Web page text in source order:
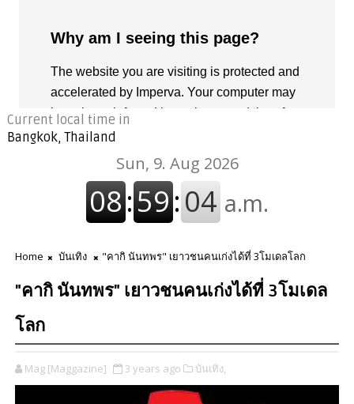
Current local time in
Bangkok, Thailand
Home บันเทิง "คากิ นันทพร" เยาวชนคนเก่งได้ที่ 3โมเดลโลก
"คากิ นันทพร" เยาวชนคนเก่งได้ที่ 3โมเดล
โลก
Mag [Maggazine] 3 years ago บันเทิง,